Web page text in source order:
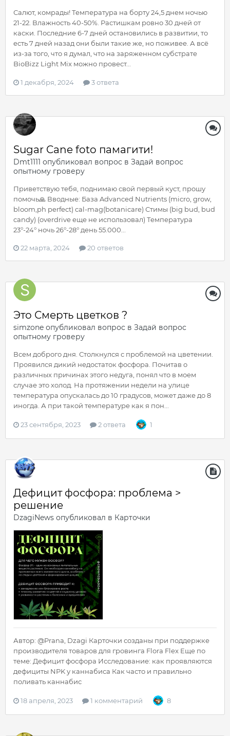
Салют, комрады! Температура на борту 24,5 днем ночью
21-22. Влажность 40-50%. Растишкам ровно 30 дней от
каски. Последние 6-7 дней остановились в развитии, то
есть 7 дней назад они были такие же, но поживее. А всё
из-за того, что я думал, что на заряженном субстрате
BioBizz Light Mix можно провест...
1 декабря, 2024 3 ответа
Sugar Cane foto памагити!
Dmt1111 опубликовал вопрос в Задай вопрос
опытному гроверу
Приветствую тебя, поднимаю свой первый куст, прошу
помочь🙏 Вводные: База Advanced Nutrients (micro, grow,
bloom,ph perfect) cal-mag(botanicare) Стимы (big bud, bud
candy) (overdrive еще не использовал) Температура
23°-24° ночь 26°-28° день 55.000...
22 марта, 2024 20 ответов
Это Смерть цветков ?
simzone опубликовал вопрос в Задай вопрос
опытному гроверу
Всем доброго дня. Столкнулся с проблемой на цветении.
Проявился дикий недостаток фосфора. Почитав о
различных причинах этого недуга, понял что в моем
случае это холод. На протяжении недели на улице
температура опускалась до 10 градусов, может даже до 8
иногда. А при такой температуре как я пон...
23 сентября, 2023 2 ответа 1
Дефицит фосфора: проблема >
решение
DzagiNews опубликовал в Карточки
Автор: @Prana, Dzagi Карточки созданы при поддержке
производителя товаров для гровинга Flora Flex Еще по
теме: Дефицит фосфора Исследование: как проявляются
дефициты NPK у каннабиса Как часто и правильно
поливать каннабис
18 апреля, 2023 1 комментарий 8